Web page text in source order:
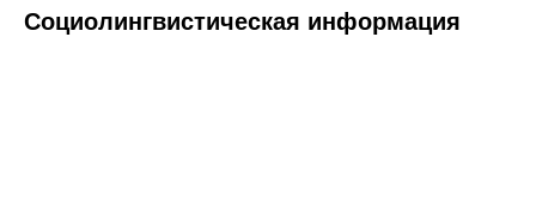
Социолингвистическая информация